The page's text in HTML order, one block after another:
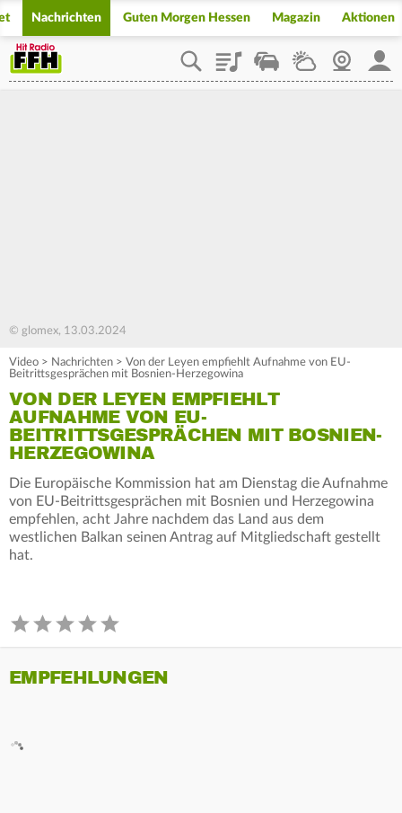
Nachrichten Guten Morgen Hessen Magazin Aktionen
PlaylistStaupilotWetterWebcam
© glomex, 13.03.2024
Video > Nachrichten > Von der Leyen empfiehlt Aufnahme von EU-
Beitrittsgesprächen mit Bosnien-Herzegowina
VON DER LEYEN EMPFIEHLT
AUFNAHME VON EU-
BEITRITTSGESPRÄCHEN MIT BOSNIEN-
HERZEGOWINA
Die Europäische Kommission hat am Dienstag die Aufnahme
von EU-Beitrittsgesprächen mit Bosnien und Herzegowina
empfehlen, acht Jahre nachdem das Land aus dem
westlichen Balkan seinen Antrag auf Mitgliedschaft gestellt
hat.
EMPFEHLUNGEN